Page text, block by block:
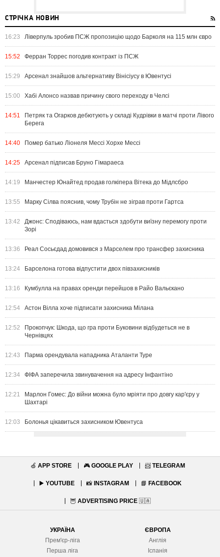
СТРІЧКА НОВИН
16:23 Ліверпуль зробив ПСЖ пропозицію щодо Барколя на 115 млн євро
15:52 Ферран Торрес погодив контракт із ПСЖ
15:29 Арсенал знайшов альтернативу Вінісіусу в Ювентусі
15:00 Хабі Алонсо назвав причину свого переходу в Челсі
14:51
Петряк та Огарков дебютують у складі Кудрівки в матчі проти Лівого
Берега
14:40 Помер батько Ліонеля Мессі Хорхе Мессі
14:25 Арсенал підписав Бруно Гімараеса
14:19 Манчестер Юнайтед продав голкіпера Вітека до Мідлсбро
13:55 Марку Сілва пояснив, чому Трубін не зіграв проти Гартса
13:42
Джонс: Сподіваюсь, нам вдасться здобути виїзну перемогу проти
Зорі
13:36 Реал Сосьєдад домовився з Марселем про трансфер захисника
13:24 Барселона готова відпустити двох півзахисників
13:16 Кумбулла на правах оренди перейшов в Райо Вальєкано
12:54 Астон Вілла хоче підписати захисника Мілана
12:52
Прокопчук: Шкода, що гра проти Буковини відбудеться не в
Чернівцях
12:43 Парма орендувала нападника Аталанти Туре
12:34 ФІФА заперечила звинувачення на адресу Інфантіно
12:21
Марлон Гомес: До війни можна було мріяти про довгу кар'єру у
Шахтарі
12:03 Болонья цікавиться захисником Ювентуса
🍏 APP STORE 🎮 GOOGLE PLAY 📨 TELEGRAM
▶️ YOUTUBE 📸 INSTAGRAM 📘 FACEBOOK
🦉 ADVERTISING PRICE 🇺🇦
УКРАЇНА
Прем'єр-ліга
Перша ліга
ЄВРОПА
Англія
Іспанія